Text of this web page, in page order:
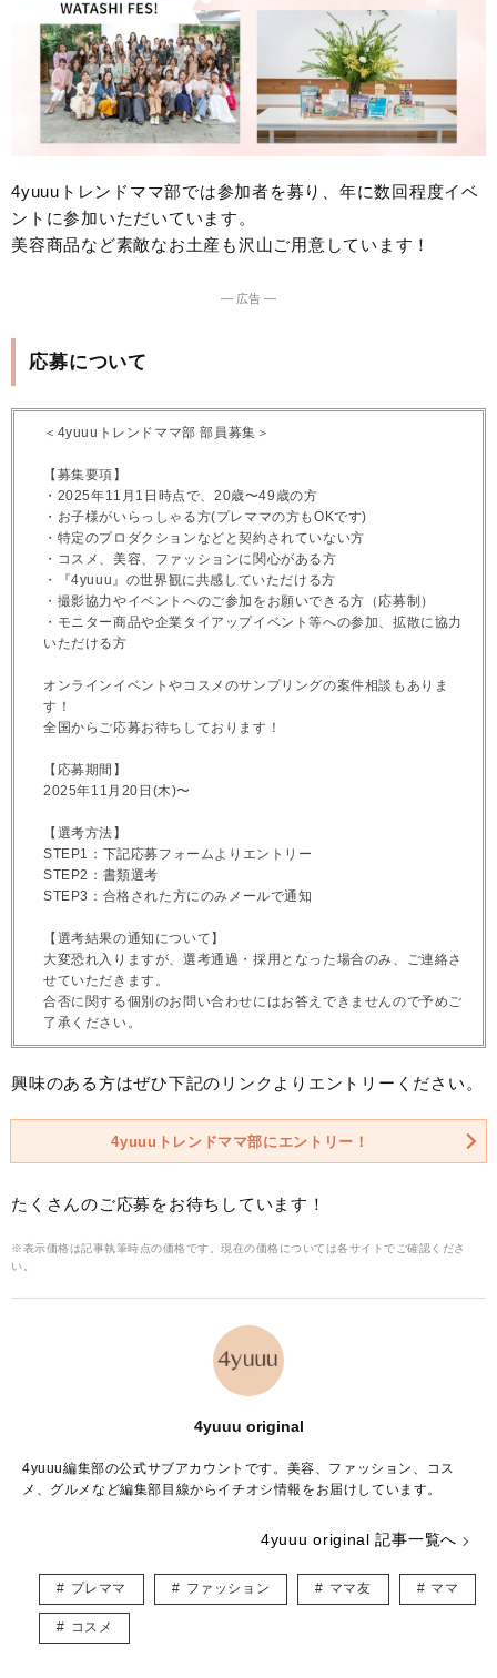
4yuuuトレンドママ部では参加者を募り、年に数回程度イベ
ントに参加いただいています。
美容商品など素敵なお土産も沢山ご用意しています！
― 広告 ―
応募について
＜4yuuuトレンドママ部 部員募集＞
【募集要項】
・2025年11月1日時点で、20歳〜49歳の方
・お子様がいらっしゃる方(プレママの方もOKです)
・特定のプロダクションなどと契約されていない方
・コスメ、美容、ファッションに関心がある方
・『4yuuu』の世界観に共感していただける方
・撮影協力やイベントへのご参加をお願いできる方（応募制）
・モニター商品や企業タイアップイベント等への参加、拡散に協力
いただける方
オンラインイベントやコスメのサンプリングの案件相談もありま
す！
全国からご応募お待ちしております！
【応募期間】
2025年11月20日(木)〜
【選考方法】
STEP1：下記応募フォームよりエントリー
STEP2：書類選考
STEP3：合格された方にのみメールで通知
【選考結果の通知について】
大変恐れ入りますが、選考通過・採用となった場合のみ、ご連絡さ
せていただきます。
合否に関する個別のお問い合わせにはお答えできませんので予めご
了承ください。
興味のある方はぜひ下記のリンクよりエントリーください。
4yuuuトレンドママ部にエントリー！
たくさんのご応募をお待ちしています！
※表示価格は記事執筆時点の価格です。現在の価格については各サイトでご確認くださ
い。
4yuuu original
4yuuu編集部の公式サブアカウントです。美容、ファッション、コス
メ、グルメなど編集部目線からイチオシ情報をお届けしています。
4yuuu original 記事一覧へ
プレママ ファッション ママ友 ママ
コスメ